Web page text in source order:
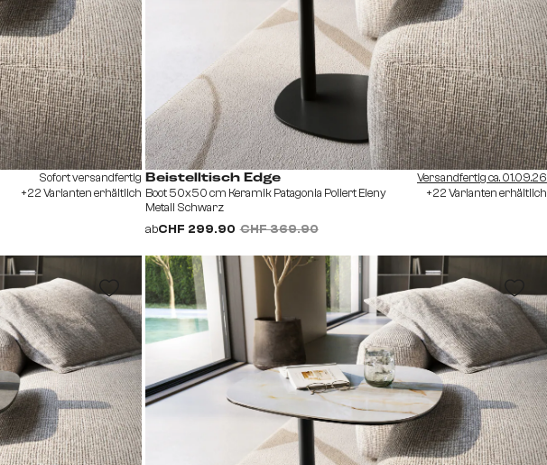
Sofort versandfertig
+22 Varianten erhältlich
Beistelltisch Edge
Boot 50x50 cm Keramik Patagonia Poliert Eleny
Metall Schwarz
abCHF 299.90 CHF 369.90
Versandfertig ca. 01.09.26
+22 Varianten erhältlich